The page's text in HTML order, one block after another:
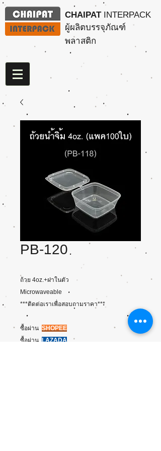
CHAIPATINTERPACK
ผู้ผลิตบรรจุภัณฑ์
พลาสติก
PB-120
ถ้วย 4oz.+ฝาในตัว
Microwaveable
***ติดต่อเราเพื่อสอบถามราคา***
ซื้อผ่าน SHOPEE
ซื้อผ่าน LAZADA